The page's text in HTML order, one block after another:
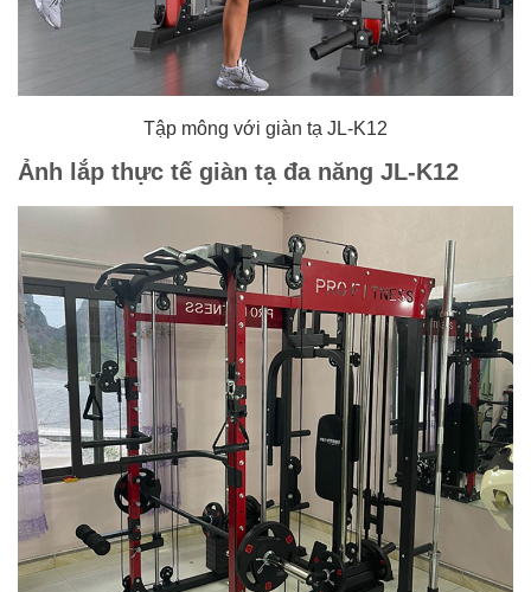
Tập mông với giàn tạ JL-K12
Ảnh lắp thực tế giàn tạ đa năng JL-K12